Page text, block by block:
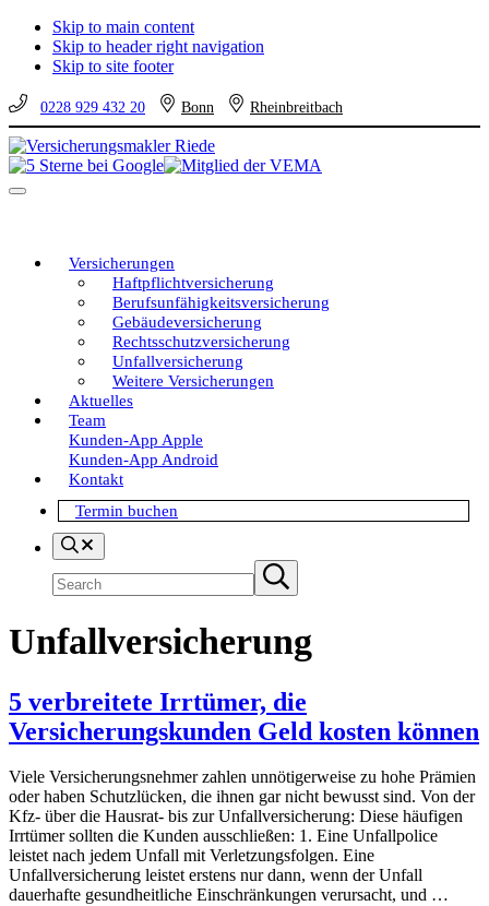
Skip to main content
Skip to header right navigation
Skip to site footer
0228 929 432 20 Bonn Rheinbreitbach
Versicherungsmakler
Riede
Versicherungen
vom
eine
Entscheidung!
Menu
Versicherungen
Haftpflichtversicherung
Berufsunfähigkeitsversicherung
Gebäudeversicherung
Rechtsschutzversicherung
Unfallversicherung
Weitere Versicherungen
Aktuelles
Team
Kunden-App Apple
Kunden-App Android
Kontakt
Termin buchen
Search
Submit
search
Unfallversicherung
5 verbreitete Irrtümer, die
Versicherungskunden Geld kosten können
Viele Versicherungsnehmer zahlen unnötigerweise zu hohe Prämien
oder haben Schutzlücken, die ihnen gar nicht bewusst sind. Von der
Kfz- über die Hausrat- bis zur Unfallversicherung: Diese häufigen
Irrtümer sollten die Kunden ausschließen: 1. Eine Unfallpolice
leistet nach jedem Unfall mit Verletzungsfolgen. Eine
Unfallversicherung leistet erstens nur dann, wenn der Unfall
dauerhafte gesundheitliche Einschränkungen verursacht, und …